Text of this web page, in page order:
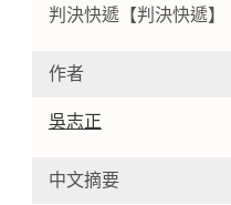
Home
判決快遞【判決快遞】
作者
吳志正
中文摘要